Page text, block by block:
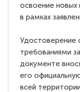
освоение новых
в рамках
Удостоверение
требованиями
документе
его
всей